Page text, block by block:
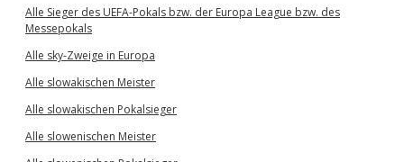
Alle Sieger des UEFA-Pokals bzw. der Europa League bzw. des
Messepokals
Alle sky-Zweige in Europa
Alle slowakischen Meister
Alle slowakischen Pokalsieger
Alle slowenischen Meister